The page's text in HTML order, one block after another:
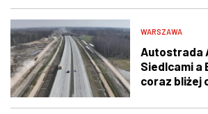
WARSZAWA
Autostrada
Siedlcami a
coraz bliżej